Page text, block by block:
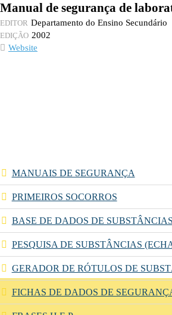
Manual de segurança de
EDITOR Departamento do Ensino Secundário
EDIÇÃO 2002
Website
MANUAIS DE SEGURANÇA
PRIMEIROS SOCORROS
BASE DE DADOS DE
PESQUISA DE SUBSTÂNCIAS
GERADOR DE RÓTULOS DE
FICHAS DE DADOS DE